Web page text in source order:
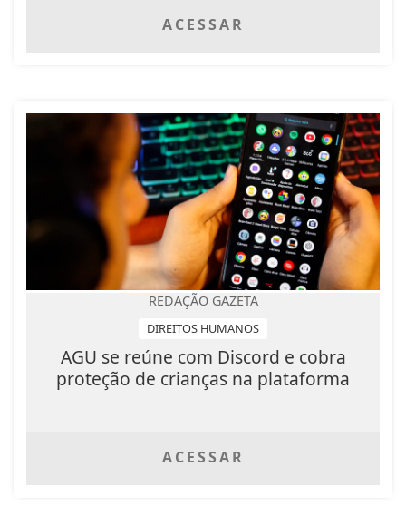
ACESSAR
REDAÇÃO GAZETA
DIREITOS HUMANOS
AGU se reúne com Discord e cobra
proteção de crianças na plataforma
ACESSAR